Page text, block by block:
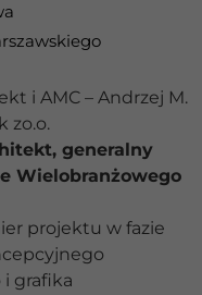
i AMC – Andrzej M.
zo.o.
generalny
Wielobranżowego
projektu w fazie
grafika